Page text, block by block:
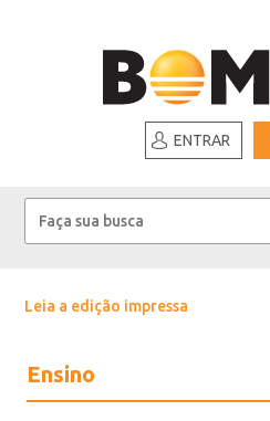
ENTRAR
Leia a edição impressa
Ensino